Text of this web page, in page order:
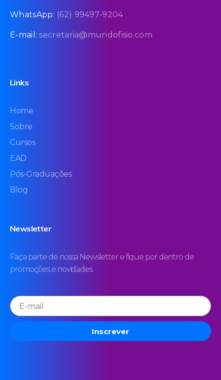
WhatsApp: (62) 99497-9204
E-mail: secretaria@mundofisio.com
Links
Home
Sobre
Cursos
EAD
Pós-Graduações
Blog
Newsletter
Faça parte de nossa Newsletter e fique por dentro de
promoções e novidades.
Inscrever